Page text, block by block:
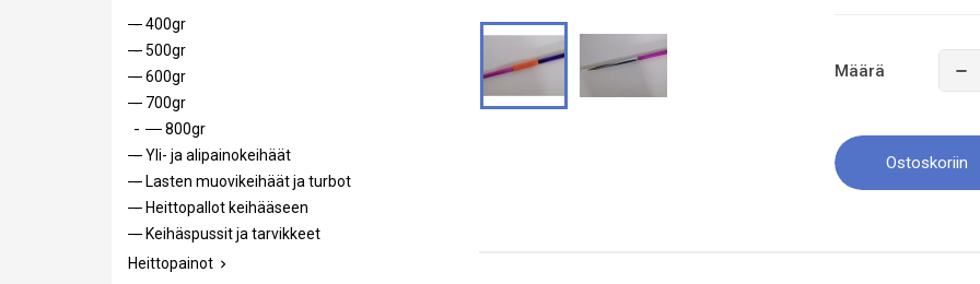
400gr
500gr
600gr
700gr
800gr
Yli- ja alipainokeihäät
Lasten muovikeihäät ja turbot
Heittopallot keihääseen
Keihäspussit ja tarvikkeet
Heittopainot 
Määrä
Ostoskoriin